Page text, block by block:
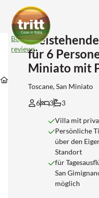
Unterkünfte
Toscane
Unterkünfte
Pisa
Unterkünfte
Corazzano
Ferienvilla
für
Personen
San
mit
(IT0316)
Bekijk
reviewsfür 6
Miniato mit
Toscane, San Miniato
6
3 3
Villa mit
Persönliche
über den
Standort
für
San
möglich